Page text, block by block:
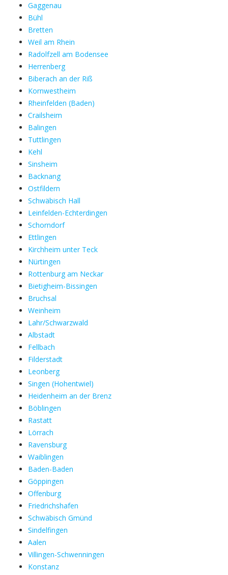
Gaggenau
Bühl
Bretten
Weil am Rhein
Radolfzell am Bodensee
Herrenberg
Biberach an der Riß
Kornwestheim
Rheinfelden (Baden)
Crailsheim
Balingen
Tuttlingen
Kehl
Sinsheim
Backnang
Ostfildern
Schwäbisch Hall
Leinfelden-Echterdingen
Schorndorf
Ettlingen
Kirchheim unter Teck
Nürtingen
Rottenburg am Neckar
Bietigheim-Bissingen
Bruchsal
Weinheim
Lahr/Schwarzwald
Albstadt
Fellbach
Filderstadt
Leonberg
Singen (Hohentwiel)
Heidenheim an der Brenz
Böblingen
Rastatt
Lörrach
Ravensburg
Waiblingen
Baden-Baden
Göppingen
Offenburg
Friedrichshafen
Schwäbisch Gmünd
Sindelfingen
Aalen
Villingen-Schwenningen
Konstanz